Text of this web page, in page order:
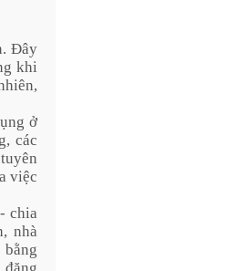
Đây
khi
ở
các
việc
chia
nhà